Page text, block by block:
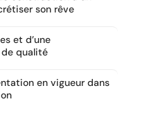
son rêve
et d’une
qualité
en vigueur dans